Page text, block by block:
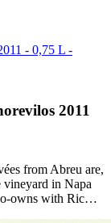
- 0,75 L -
2011
from Abreu are,
in Napa
owns with Ric…